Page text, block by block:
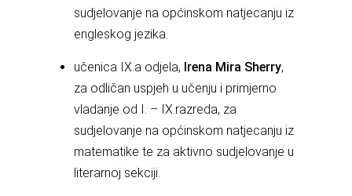
sudjelovanje na općinskom natjecanju iz
engleskog jezika.
učenica IX.a odjela, Irena Mira Sherry,
za odličan uspjeh u učenju i primjerno
vladanje od I. – IX.razreda, za
sudjelovanje na općinskom natjecanju iz
matematike te za aktivno sudjelovanje u
literarnoj sekciji.